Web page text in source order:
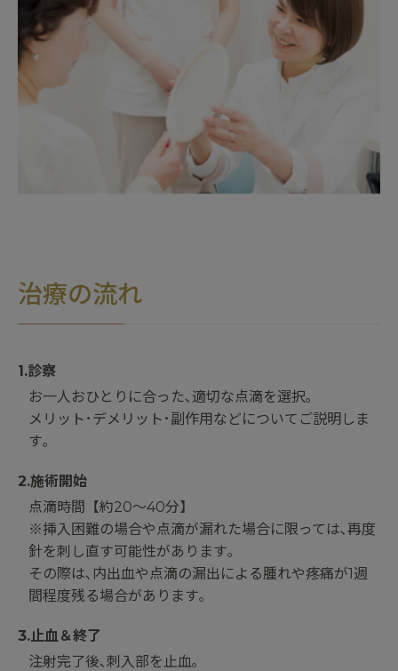
治療の流れ
1.診察
お一人おひとりに合った､適切な点滴を選択｡
メリット･デメリット･副作用などについてご説明しま
す｡
2.施術開始
点滴時間【約20～40分】
※挿入困難の場合や点滴が漏れた場合に限っては､再度
針を刺し直す可能性があります｡
その際は､内出血や点滴の漏出による腫れや疼痛が1週
間程度残る場合があります｡
3.止血＆終了
注射完了後､刺入部を止血｡